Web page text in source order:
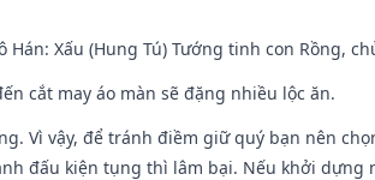
Hán: Xấu (Hung Tú) Tướng tinh con Rồng,
cắt may áo màn sẽ đặng nhiều lộc ăn.
Vì vậy, để tránh điềm giữ quý bạn nên
đấu kiện tụng thì lâm bại. Nếu khởi dựng